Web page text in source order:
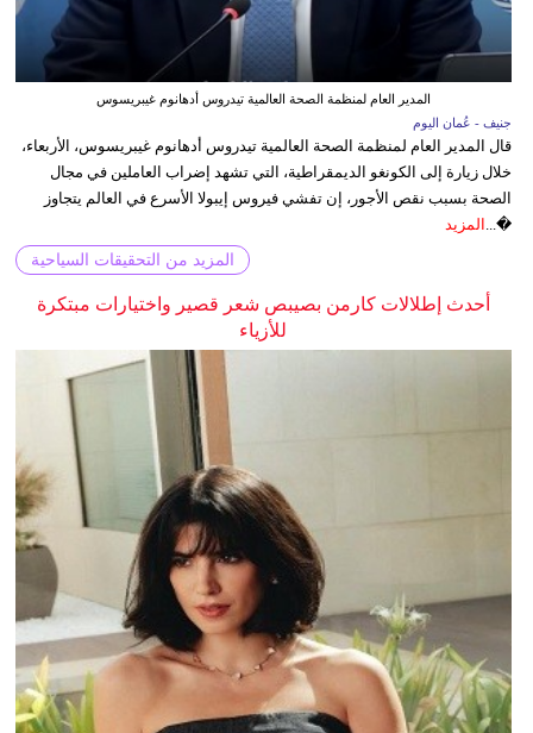
المدير العام لمنظمة الصحة العالمية تيدروس أدهانوم غيبريسوس
جنيف - عُمان اليوم
قال المدير العام لمنظمة الصحة العالمية تيدروس أدهانوم غيبريسوس، الأربعاء،
خلال زيارة إلى الكونغو الديمقراطية، التي تشهد إضراب العاملين في مجال
الصحة بسبب نقص الأجور، إن تفشي فيروس إيبولا الأسرع في العالم يتجاوز
�... المزيد
المزيد من التحقيقات السياحية
أحدث إطلالات كارمن بصيبص شعر قصير واختيارات مبتكرة
للأزياء